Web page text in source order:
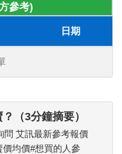
參考)
日期
（3分鐘摘要）
問 艾訊最新參考報價
價均價#想買的人參